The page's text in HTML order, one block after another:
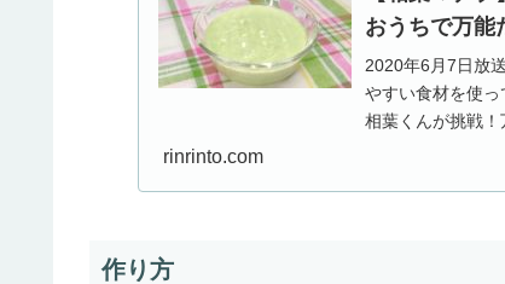
おうちで万能
2020年6月7日放
やすい食材を使
相葉くんが挑戦
rinrinto.com
作り方